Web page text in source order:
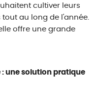
cultiver leurs
au long de l'année.
offre une grande
: une solution pratique